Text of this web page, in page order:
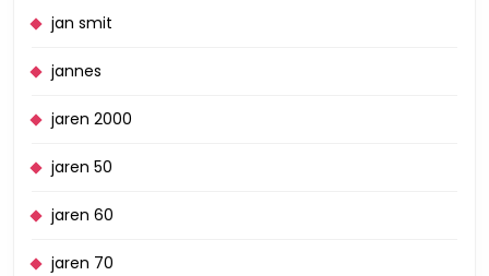
jan smit
jannes
jaren 2000
jaren 50
jaren 60
jaren 70